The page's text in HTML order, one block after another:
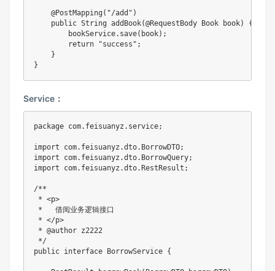
@PostMapping ( "/add" )
public String addBook(@RequestBody Book book)
{
        bookService
. save( book) ;
return
"success" ;
}
}
Service：
package com. feisuanyz . service;
import com. feisuanyz .dto. BorrowDTO;
import
com. feisuanyz .dto. BorrowQuery;
import
com. feisuanyz .dto. RestResult ;
/**
* <p>
*   借阅业务逻辑接口
* </p>
* @author z2222
*/
public interface BorrowService {